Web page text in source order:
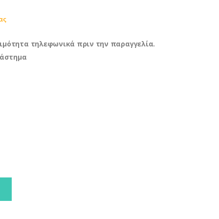
τηλεφωνικά πριν την παραγγελία.